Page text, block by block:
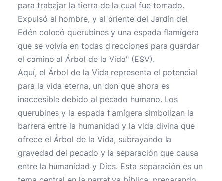
para trabajar la tierra de la cual fue tomado.
Expulsó al hombre, y al oriente del Jardín del
Edén colocó querubines y una espada flamígera
que se volvía en todas direcciones para guardar
el camino al Árbol de la Vida" (ESV).
Aquí, el Árbol de la Vida representa el potencial
para la vida eterna, un don que ahora es
inaccesible debido al pecado humano. Los
querubines y la espada flamígera simbolizan la
barrera entre la humanidad y la vida divina que
ofrece el Árbol de la Vida, subrayando la
gravedad del pecado y la separación que causa
entre la humanidad y Dios. Esta separación es un